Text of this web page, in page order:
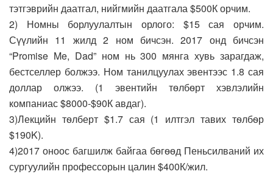
тэтгэврийн даатгал, нийгмийн даатгала $500К орчим.
2) Номны борлуулалтын орлого: $15 сая орчим.
Сүүлийн 11 жилд 2 ном бичсэн. 2017 онд бичсэн
“Promise Me, Dad” ном нь 300 мянга хувь зарагдаж,
бестселлер болжээ. Ном танилцуулах эвентээс 1.8 сая
доллар олжээ. (1 эвентийн тѳлбѳрт хэвлэлийн
компаниас $8000-$90К авдаг).
3)Лекцийн тѳлберт $1.7 сая (1 илтгэл тавих тѳлбѳр
$190K).
4)2017 оноос багшилж байгаа бѳгѳѳд Пеньсилваний их
сургуулийн профессорын цалин $400К/жил.